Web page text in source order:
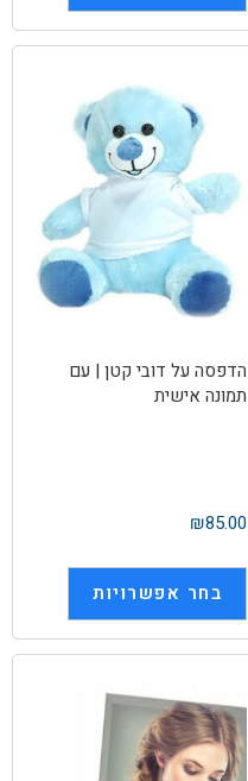
הדפסה על דובי קטן | עם
תמונה אישית
₪85.00
בחר אפשרויות